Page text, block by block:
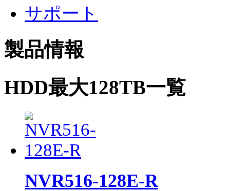
サポート
製品情報
HDD最大128TB一覧
NVR516-128E-R